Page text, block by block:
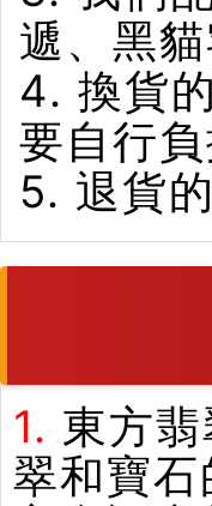
遞、黑
4. 換貨
要自行負
5. 退貨
1. 東方
翠和寶